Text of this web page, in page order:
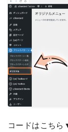
コードはこちら